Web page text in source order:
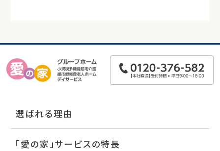
選ばれる理由
「愛の家」サービスの特長